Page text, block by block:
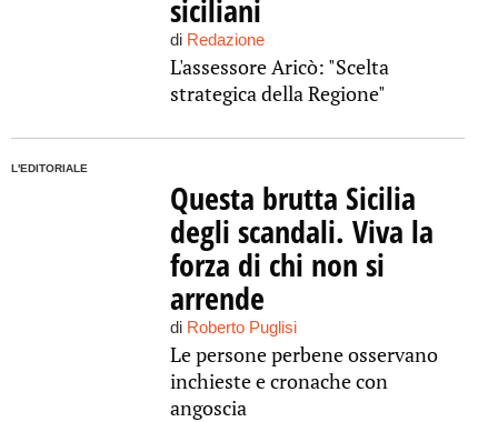
siciliani
di Redazione
L'assessore Aricò: "Scelta
strategica della Regione"
L'EDITORIALE
Questa brutta Sicilia
degli scandali. Viva la
forza di chi non si
arrende
di Roberto Puglisi
Le persone perbene osservano
inchieste e cronache con
angoscia